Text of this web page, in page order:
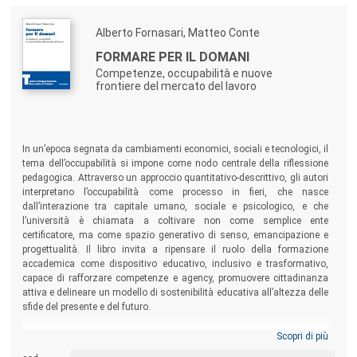
Alberto Fornasari, Matteo Conte
FORMARE PER IL DOMANI
Competenze, occupabilità e nuove
frontiere del mercato del lavoro
In un’epoca segnata da cambiamenti economici, sociali e tecnologici, il
tema dell’occupabilità si impone come nodo centrale della riflessione
pedagogica. Attraverso un approccio quantitativo-descrittivo, gli autori
interpretano l’occupabilità come processo in fieri, che nasce
dall’interazione tra capitale umano, sociale e psicologico, e che
l’università è chiamata a coltivare non come semplice ente
certificatore, ma come spazio generativo di senso, emancipazione e
progettualità. Il libro invita a ripensare il ruolo della formazione
accademica come dispositivo educativo, inclusivo e trasformativo,
capace di rafforzare competenze e agency, promuovere cittadinanza
attiva e delineare un modello di sostenibilità educativa all’altezza delle
sfide del presente e del futuro.
Scopri di più